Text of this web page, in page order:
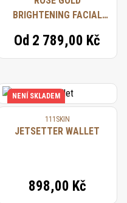
BRIGHTENING FACIAL
Od 2 789,00 Kč
NENÍ SKLADEM
111SKIN
JETSETTER WALLET
898,00 Kč